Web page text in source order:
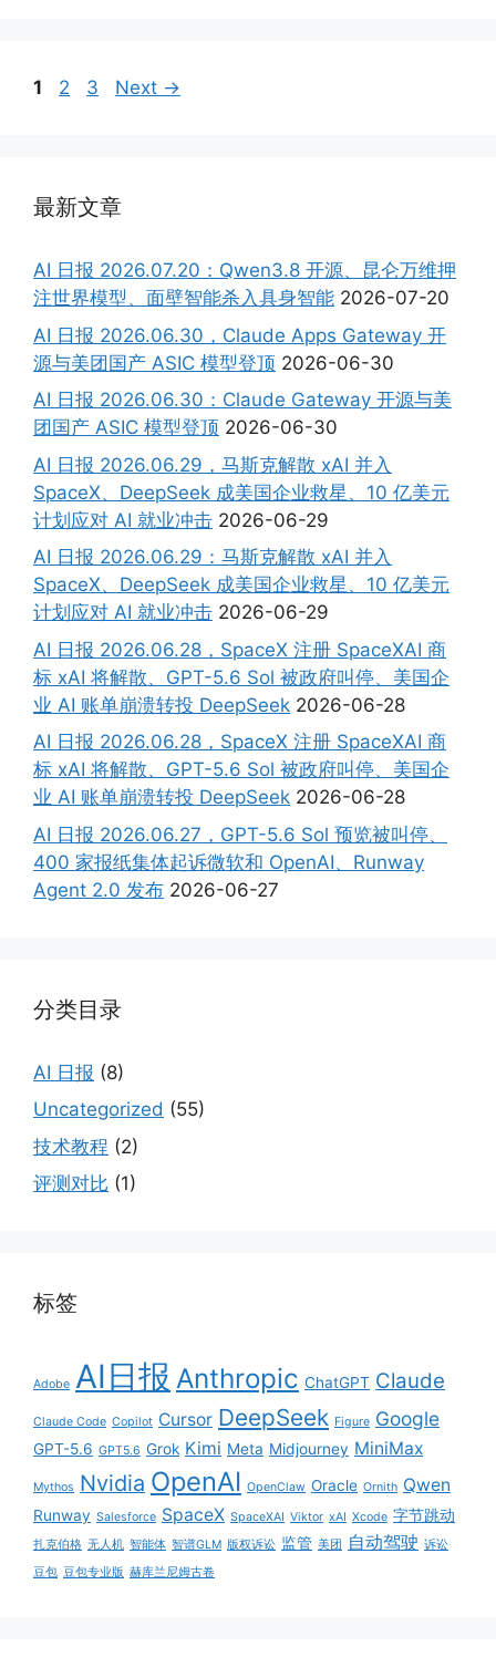
Page
1 Page
2 Page
3 Next →
最新文章
AI 日报 2026.07.20：Qwen3.8 开源、昆仑万维押
注世界模型、面壁智能杀入具身智能 2026-07-20
AI 日报 2026.06.30，Claude Apps Gateway 开
源与美团国产 ASIC 模型登顶 2026-06-30
AI 日报 2026.06.30：Claude Gateway 开源与美
团国产 ASIC 模型登顶 2026-06-30
AI 日报 2026.06.29，马斯克解散 xAI 并入
SpaceX、DeepSeek 成美国企业救星、10 亿美元
计划应对 AI 就业冲击 2026-06-29
AI 日报 2026.06.29：马斯克解散 xAI 并入
SpaceX、DeepSeek 成美国企业救星、10 亿美元
计划应对 AI 就业冲击 2026-06-29
AI 日报 2026.06.28，SpaceX 注册 SpaceXAI 商
标 xAI 将解散、GPT-5.6 Sol 被政府叫停、美国企
业 AI 账单崩溃转投 DeepSeek 2026-06-28
AI 日报 2026.06.28，SpaceX 注册 SpaceXAI 商
标 xAI 将解散、GPT-5.6 Sol 被政府叫停、美国企
业 AI 账单崩溃转投 DeepSeek 2026-06-28
AI 日报 2026.06.27，GPT-5.6 Sol 预览被叫停、
400 家报纸集体起诉微软和 OpenAI、Runway
Agent 2.0 发布 2026-06-27
分类目录
AI 日报 (8)
Uncategorized (55)
技术教程 (2)
评测对比 (1)
标签
Adobe AI日报 Anthropic ChatGPT Claude
Claude Code Copilot Cursor DeepSeek Figure Google
GPT-5.6 GPT5.6 Grok Kimi Meta Midjourney MiniMax
Mythos Nvidia OpenAI OpenClaw Oracle Ornith Qwen
Runway Salesforce SpaceX SpaceXAI Viktor xAI Xcode 字节跳动
扎克伯格 无人机 智能体 智谱GLM 版权诉讼 监管 美团 自动驾驶 诉讼
豆包 豆包专业版 赫库兰尼姆古卷